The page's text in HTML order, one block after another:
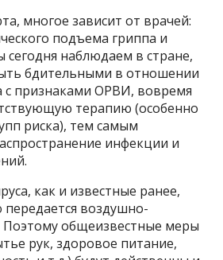
многое зависит от врачей:
подъема гриппа и
наблюдаем в стране,
бдительными в отношении
с признаками ОРВИ, вовремя
терапию (особенно
риска), тем самым
инфекции и
как и известные ранее,
воздушно-
общеизвестные меры
рук, здоровое питание,